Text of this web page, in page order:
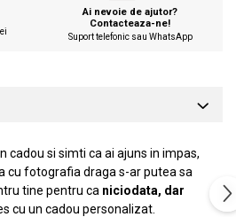
Ai nevoie de ajutor?
Contacteaza-ne!
Suport telefonic sau WhatsApp
cadou si simti ca ai ajuns in impas,
cu fotografia draga s-ar putea sa
tine pentru ca niciodata, dar
cu un cadou personalizat.